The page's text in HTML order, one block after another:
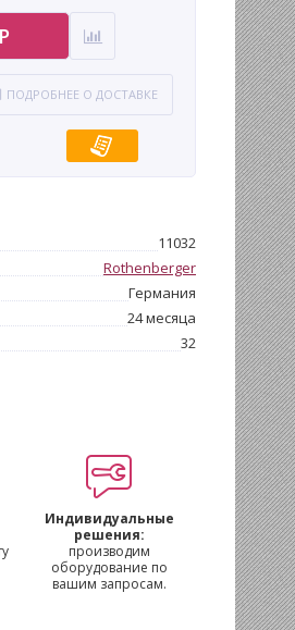
ПОДРОБНЕЕ О ДОСТАВКЕ
11032
Rothenberger
Германия
24 месяца
32
Индивидуальные
решения:
производим
оборудование по
вашим запросам.